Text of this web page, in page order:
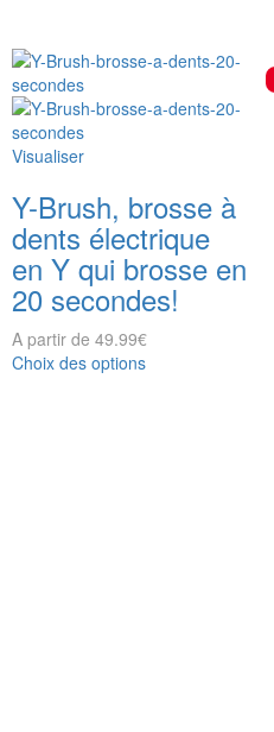
Visualiser
Y-Brush, brosse à
dents électrique
en Y qui brosse en
20 secondes!
A partir de 49.99€
Choix des options